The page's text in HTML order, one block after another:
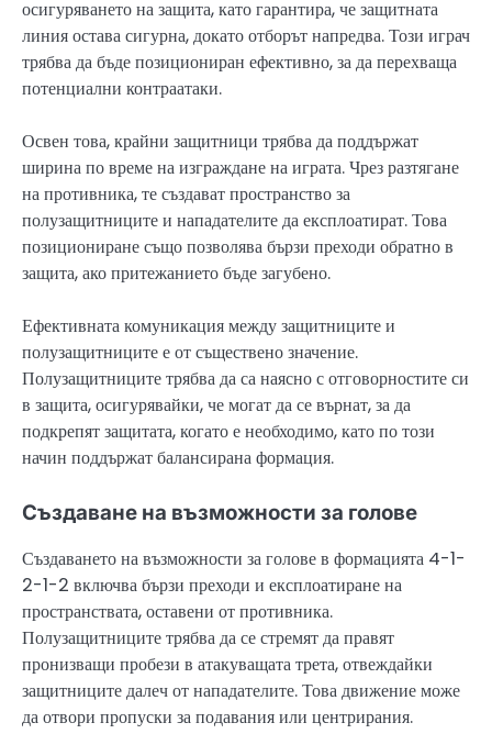
осигуряването на защита, като гарантира, че защитната
линия остава сигурна, докато отборът напредва. Този играч
трябва да бъде позициониран ефективно, за да перехваща
потенциални контраатаки.
Освен това, крайни защитници трябва да поддържат
ширина по време на изграждане на играта. Чрез разтягане
на противника, те създават пространство за
полузащитниците и нападателите да експлоатират. Това
позициониране също позволява бързи преходи обратно в
защита, ако притежанието бъде загубено.
Ефективната комуникация между защитниците и
полузащитниците е от съществено значение.
Полузащитниците трябва да са наясно с отговорностите си
в защита, осигурявайки, че могат да се върнат, за да
подкрепят защитата, когато е необходимо, като по този
начин поддържат балансирана формация.
Създаване на възможности за голове
Създаването на възможности за голове в формацията 4-1-
2-1-2 включва бързи преходи и експлоатиране на
пространствата, оставени от противника.
Полузащитниците трябва да се стремят да правят
пронизващи пробези в атакуващата трета, отвеждайки
защитниците далеч от нападателите. Това движение може
да отвори пропуски за подавания или центрирания.